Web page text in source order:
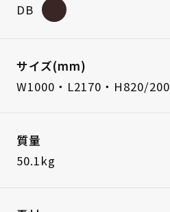
DB
サイズ(mm)
W1000・L2170・H820/200
質量
50.1kg